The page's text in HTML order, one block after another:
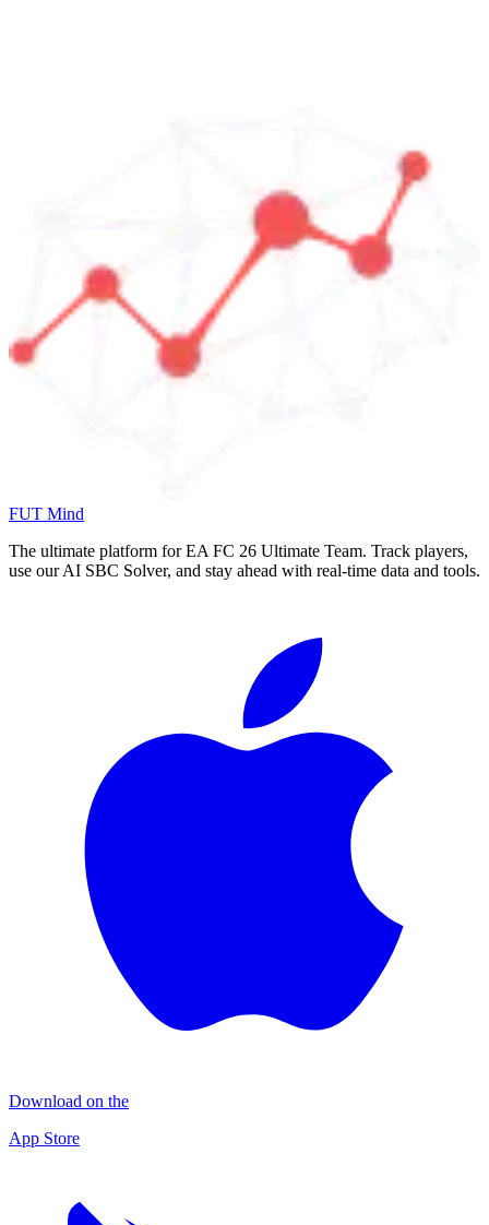
FUT Mind
The ultimate platform for EA FC 26 Ultimate Team. Track players,
use our AI SBC Solver, and stay ahead with real-time data and tools.
Download on the
App Store